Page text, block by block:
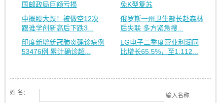
国邮政局巨额亏损
免K型复苏
中概股大跌！被做空12次
跟谁学创新高后下跌3...
俄罗斯一州卫生部长赴森林
后失联 多方紧急搜...
印度新增新冠肺炎确诊病例
53476例 累计确诊超...
LG电子二季度营业利润同
比增长65.5%，至1.112...
姓 名： 输入名称